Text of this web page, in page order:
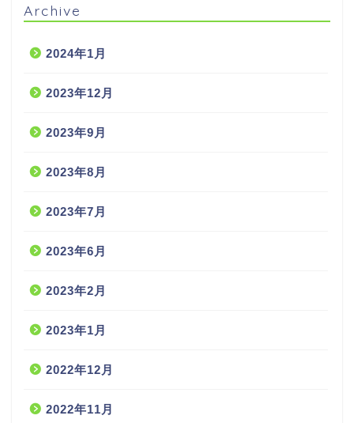
Archive
2024年1月
2023年12月
2023年9月
2023年8月
2023年7月
2023年6月
2023年2月
2023年1月
2022年12月
2022年11月